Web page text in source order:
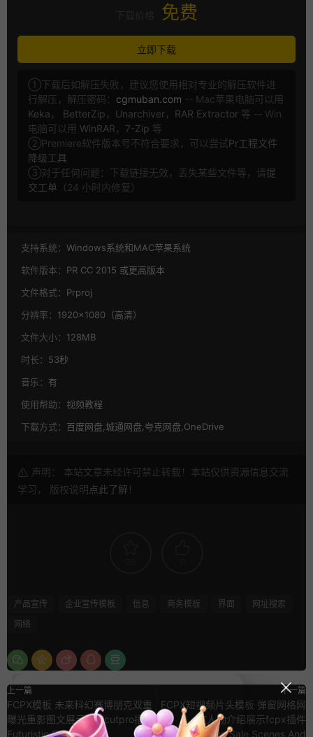
免费
立即下载
①下载后如解压失败，建议您使用相对专业的解压软件进
行解压，解压密码： cgmuban.com -- Mac苹果电脑可以用
Keka ， BetterZip ， Unarchiver， RAR Extractor 等 -- Win
电脑可以用 WinRAR ， 7-Zip 等
②Premiere软件版本号不符合要求，可以尝试Pr工程文件
降级工具
③对于任何问题：下载链接无效，丢失某些文件等，请提
交工单 （24 小时内修复）
支持系统： Windows系统和MAC苹果系统
软件版本： PR CC 2015 或更高版本
文件格式： Prproj
分辨率： 1920×1080（高清）
文件大小： 128MB
时长： 53秒
音乐： 有
使用帮助： 视频教程
下载方式： 百度网盘,城通网盘,夸克网盘,OneDrive
声明： 本站文章未经许可禁止转载！本站仅供资源信息交流
学习， 版权说明点此了解 ！
产品宣传 企业宣传模板 信息 商务模板 界面
网址搜索
网络
上一篇
FCPX模板 未来科幻赛博朋克双重
曝光重影图文展示finalcutpro插件
Futuristic Slideshow
下一篇
FCPX短视频片头模板 弹窗网格网
红人物介绍展示fcpx插件
Creative Sale Scenes And